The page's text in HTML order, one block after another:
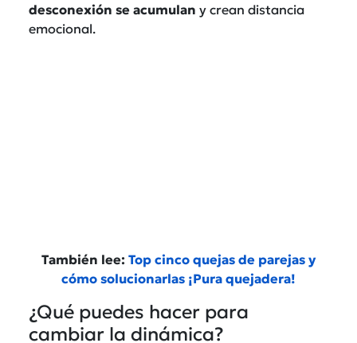
desconexión se acumulan y crean distancia
emocional.
También lee: Top cinco quejas de parejas y
cómo solucionarlas ¡Pura quejadera!
¿Qué puedes hacer para
cambiar la dinámica?